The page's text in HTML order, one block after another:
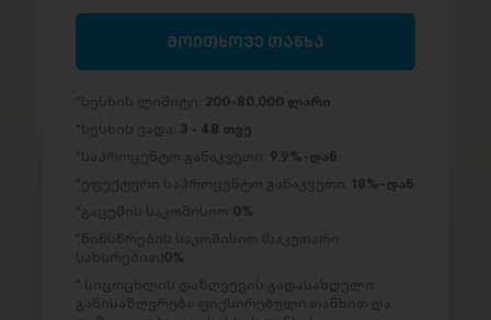
მოითხოვე თანხა
სესხის ლიმიტი: 200-80,000 ლარი
სესხის ვადა: 3 - 48 თვე
საპროცენტო განაკვეთი: 9.9%-დან
ეფექტური საპროცენტო განაკვეთი: 18%-დან
გაცემის საკომისიო 0%
წინსწრების საკომისიო (საკუთარი
სახსრებით)0%
სიცოცხლის დაზღვევის გადასახდელი
განისაზღვრება ფიქსირებული თანხით და